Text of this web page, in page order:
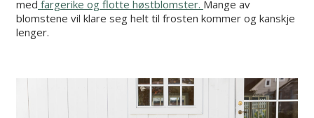
med fargerike og flotte høstblomster. Mange av
blomstene vil klare seg helt til frosten kommer og kanskje
lenger.